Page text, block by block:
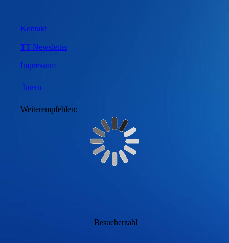
Kontakt
TT-Newsletter
Impressum
Intern
Weiterempfehlen:
Besucherzahl